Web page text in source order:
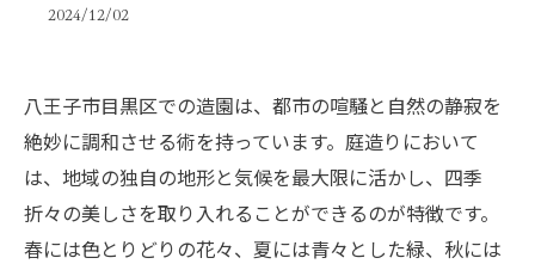
2024/12/02
八王子市目黒区での造園は、都市の喧騒と自然の静寂を
絶妙に調和させる術を持っています。庭造りにおいて
は、地域の独自の地形と気候を最大限に活かし、四季
折々の美しさを取り入れることができるのが特徴です。
春には色とりどりの花々、夏には青々とした緑、秋には